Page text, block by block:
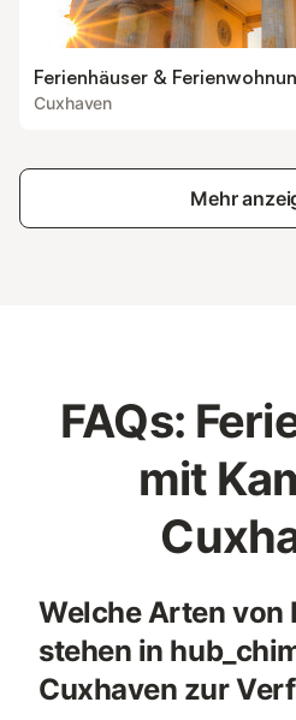
Ferienhäuser &
Cuxhaven
Mehr
FAQs:
mit
Welche Arten von
stehen in
Cuxhaven zur